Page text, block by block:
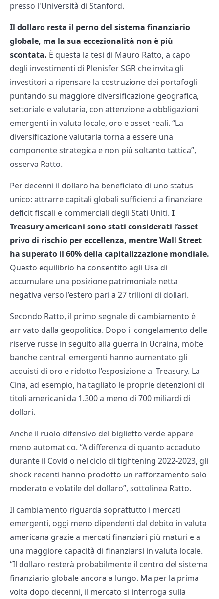
presso l'Università di Stanford.
Il dollaro resta il perno del sistema finanziario
globale, ma la sua eccezionalità non è più
scontata. È questa la tesi di Mauro Ratto, a capo
degli investimenti di Plenisfer SGR che invita gli
investitori a ripensare la costruzione dei portafogli
puntando su maggiore diversificazione geografica,
settoriale e valutaria, con attenzione a obbligazioni
emergenti in valuta locale, oro e asset reali. “La
diversificazione valutaria torna a essere una
componente strategica e non più soltanto tattica”,
osserva Ratto.
Per decenni il dollaro ha beneficiato di uno status
unico: attrarre capitali globali sufficienti a finanziare
deficit fiscali e commerciali degli Stati Uniti. I
Treasury americani sono stati considerati l’asset
privo di rischio per eccellenza, mentre Wall Street
ha superato il 60% della capitalizzazione mondiale.
Questo equilibrio ha consentito agli Usa di
accumulare una posizione patrimoniale netta
negativa verso l’estero pari a 27 trilioni di dollari.
Secondo Ratto, il primo segnale di cambiamento è
arrivato dalla geopolitica. Dopo il congelamento delle
riserve russe in seguito alla guerra in Ucraina, molte
banche centrali emergenti hanno aumentato gli
acquisti di oro e ridotto l’esposizione ai Treasury. La
Cina, ad esempio, ha tagliato le proprie detenzioni di
titoli americani da 1.300 a meno di 700 miliardi di
dollari.
Anche il ruolo difensivo del biglietto verde appare
meno automatico. “A differenza di quanto accaduto
durante il Covid o nel ciclo di tightening 2022-2023, gli
shock recenti hanno prodotto un rafforzamento solo
moderato e volatile del dollaro”, sottolinea Ratto.
Il cambiamento riguarda soprattutto i mercati
emergenti, oggi meno dipendenti dal debito in valuta
americana grazie a mercati finanziari più maturi e a
una maggiore capacità di finanziarsi in valuta locale.
“Il dollaro resterà probabilmente il centro del sistema
finanziario globale ancora a lungo. Ma per la prima
volta dopo decenni, il mercato si interroga sulla